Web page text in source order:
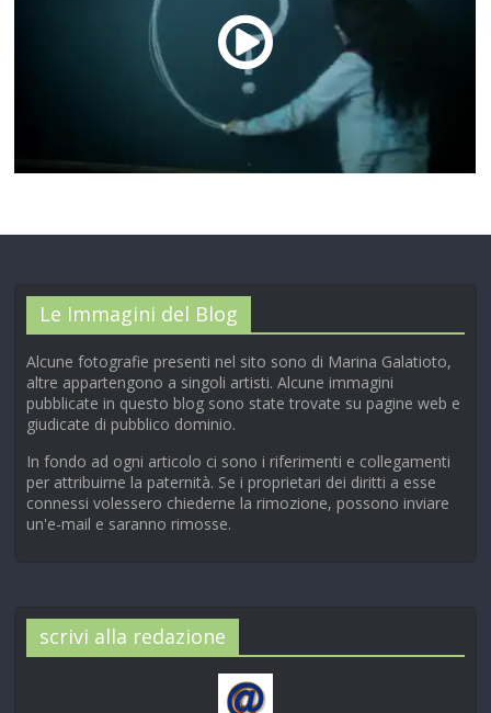
Le Immagini del Blog
Alcune fotografie presenti nel sito sono di Marina Galatioto,
altre appartengono a singoli artisti. Alcune immagini
pubblicate in questo blog sono state trovate su pagine web e
giudicate di pubblico dominio.
In fondo ad ogni articolo ci sono i riferimenti e collegamenti
per attribuirne la paternità. Se i proprietari dei diritti a esse
connessi volessero chiederne la rimozione, possono inviare
un'e-mail e saranno rimosse.
scrivi alla redazione